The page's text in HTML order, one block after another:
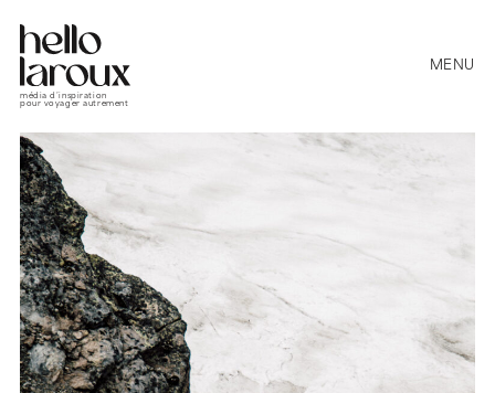
média d’inspiration
pour voyager autrement
MENU